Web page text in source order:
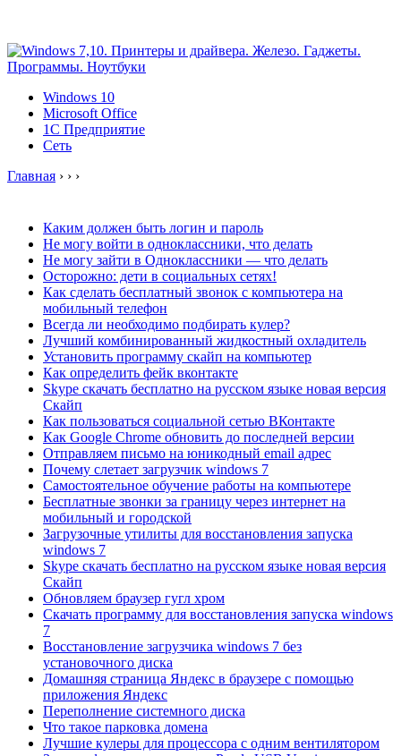
Windows 10
Microsoft Office
1C Предприятие
Сеть
Главная › › ›
Каким должен быть логин и пароль
Не могу войти в одноклассники, что делать
Не могу зайти в Одноклассники — что делать
Осторожно: дети в социальных сетях!
Как сделать бесплатный звонок с компьютера на
мобильный телефон
Всегда ли необходимо подбирать кулер?
Лучший комбинированный жидкостный охладитель
Установить программу скайп на компьютер
Как определить фейк вконтакте
Skype скачать бесплатно на русском языке новая версия
Скайп
Как пользоваться социальной сетью ВКонтакте
Как Google Chrome обновить до последней версии
Отправляем письмо на юникодный email адрес
Почему слетает загрузчик windows 7
Самостоятельное обучение работы на компьютере
Бесплатные звонки за границу через интернет на
мобильный и городской
Загрузочные утилиты для восстановления запуска
windows 7
Skype скачать бесплатно на русском языке новая версия
Скайп
Обновляем браузер гугл хром
Скачать программу для восстановления запуска windows
7
Восстановление загрузчика windows 7 без
установочного диска
Домашняя страница Яндекс в браузере с помощью
приложения Яндекс
Переполнение системного диска
Что такое парковка домена
Лучшие кулеры для процессора с одним вентилятором